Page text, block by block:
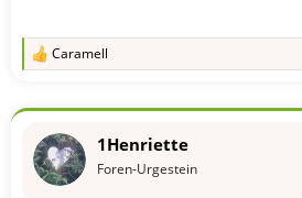
R
k
o
Caramell
1Henriette
Foren-Urgestein